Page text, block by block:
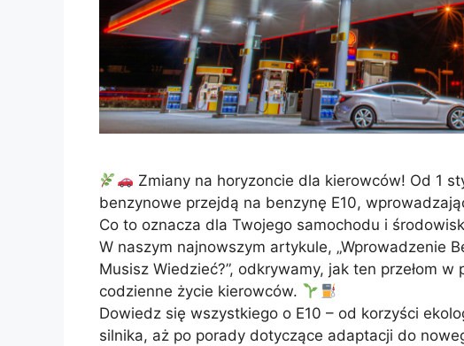
Zmiany na horyzoncie dla kierowców! Od 1
benzynowe przejdą na benzynę E10,
Co to oznacza dla Twojego samochodu i
W naszym najnowszym artykule, „Wprowadzenie
Musisz Wiedzieć?”, odkrywamy, jak ten przełom
codzienne życie kierowców.
Dowiedz się wszystkiego o E10 – od korzyści
silnika, aż po porady dotyczące adaptacji do